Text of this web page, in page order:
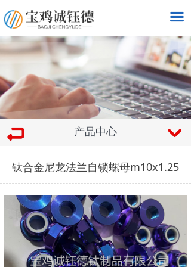
끀
产品中心 낔
钛合金尼龙法兰自锁螺母m10x1.25